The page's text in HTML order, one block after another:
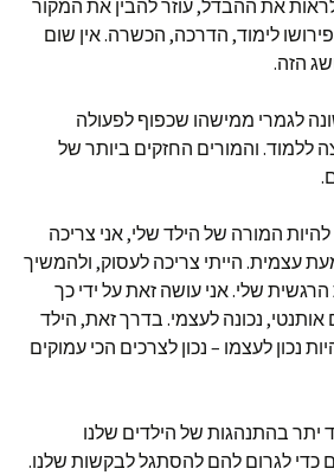
לראות את ההבדל, עוזר להבין את המקור
לימוד, הדרכה, הכשרה. אין שום
הזה.
לגמרי ממישהו שכפוף לפעולה
ללמוד. והמורים החזקים ביותר של
המורה של הילד שלי, אני צריכה
עצמית. הייתי צריכה לעסוק, ולהמשיך
שלי. אני עושה זאת על ידי כך
נכונה לעצמי. בדרך זאת, הילד
נכון לעצמו – נכון לצרכים הכי עמוקים
יתר בהתנהגות של הילדים שלנו
כדי לגרום להם להסתגל לבקשות שלנו.